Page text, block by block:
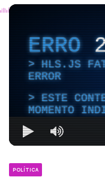
ERRO
HLS.JS
ERROR
ESTE
MOMENTO
POLÍTICA